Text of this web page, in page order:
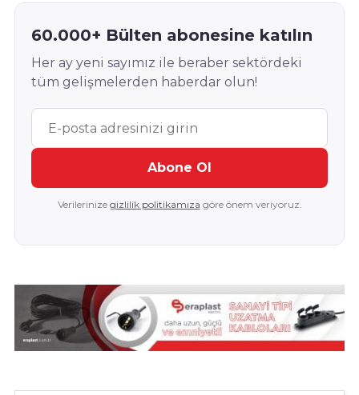
60.000+ Bülten abonesine katılın
Her ay yeni sayımız ile beraber sektördeki
tüm gelişmelerden haberdar olun!
Abone Ol
Verilerinize gizlilik politikamıza göre önem veriyoruz.